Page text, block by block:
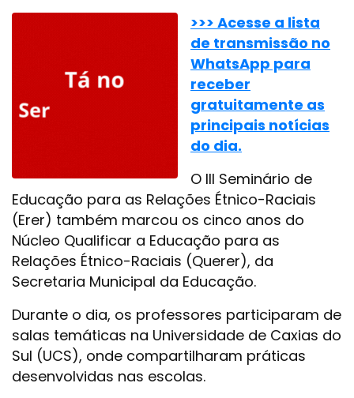
>>> Acesse a lista
de transmissão no
WhatsApp para
receber
gratuitamente as
principais notícias
do dia.
O III Seminário de
Educação para as Relações Étnico-Raciais
(Erer) também marcou os cinco anos do
Núcleo Qualificar a Educação para as
Relações Étnico-Raciais (Querer), da
Secretaria Municipal da Educação.
Durante o dia, os professores participaram de
salas temáticas na Universidade de Caxias do
Sul (UCS), onde compartilharam práticas
desenvolvidas nas escolas.